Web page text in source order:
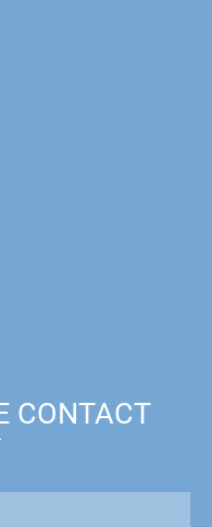
CONTACT